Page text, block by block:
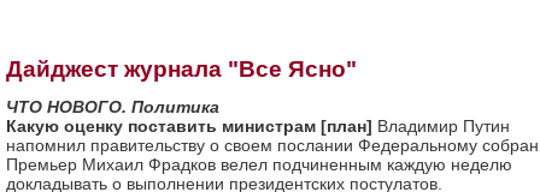
Дайджест журнала "Все Ясно"
ЧТО НОВОГО. Политика
Какую оценку поставить министрам [план] Владимир Путин
напомнил правительству о своем послании Федеральному
Премьер Михаил Фрадков велел подчиненным каждую неделю
докладывать о выполнении президентских постулатов.